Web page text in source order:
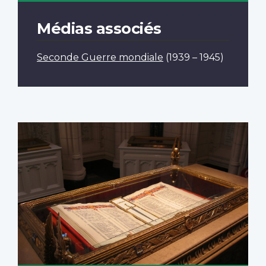
Médias associés
Seconde Guerre mondiale (1939 – 1945)